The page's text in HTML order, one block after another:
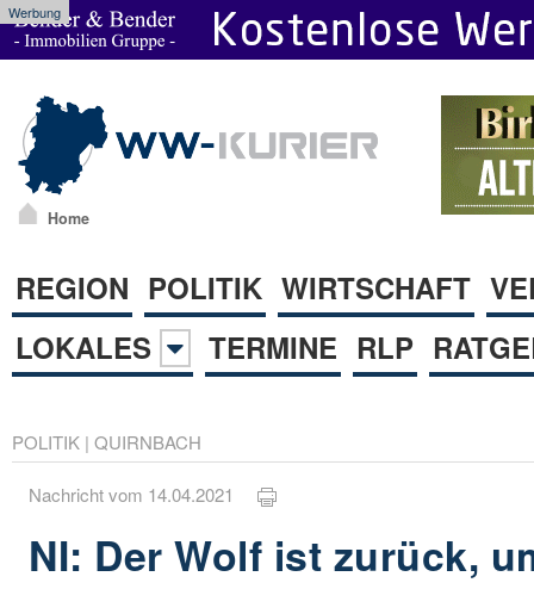
Werbung
Home
REGION POLITIK WIRTSCHAFT
LOKALES
TERMINE RLP
POLITIK | QUIRNBACH
Nachricht vom 14.04.2021
NI: Der Wolf ist zurück,